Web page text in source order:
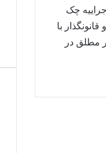
صدور اجراییه چک
مصوب ۱۳۹۴ مؤخر می‌باشد و قانونگذار با
را به طور مطلق در